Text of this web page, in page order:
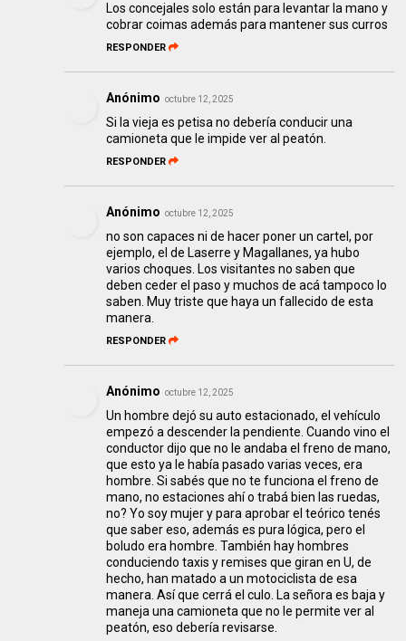
Los concejales solo están para levantar la mano y
cobrar coimas además para mantener sus curros
RESPONDER
Anónimo octubre 12, 2025
Si la vieja es petisa no debería conducir una
camioneta que le impide ver al peatón.
RESPONDER
Anónimo octubre 12, 2025
no son capaces ni de hacer poner un cartel, por
ejemplo, el de Laserre y Magallanes, ya hubo
varios choques. Los visitantes no saben que
deben ceder el paso y muchos de acá tampoco lo
saben. Muy triste que haya un fallecido de esta
manera.
RESPONDER
Anónimo octubre 12, 2025
Un hombre dejó su auto estacionado, el vehículo
empezó a descender la pendiente. Cuando vino el
conductor dijo que no le andaba el freno de mano,
que esto ya le había pasado varias veces, era
hombre. Si sabés que no te funciona el freno de
mano, no estaciones ahí o trabá bien las ruedas,
no? Yo soy mujer y para aprobar el teórico tenés
que saber eso, además es pura lógica, pero el
boludo era hombre. También hay hombres
conduciendo taxis y remises que giran en U, de
hecho, han matado a un motociclista de esa
manera. Así que cerrá el culo. La señora es baja y
maneja una camioneta que no le permite ver al
peatón, eso debería revisarse.